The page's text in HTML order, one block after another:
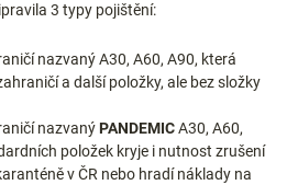
3 typy pojištění:
nazvaný A30, A60, A90, která
a další položky, ale bez složky
nazvanýPANDEMICA30, A60,
položek kryje i nutnost zrušení
v ČR nebo hradí náklady na